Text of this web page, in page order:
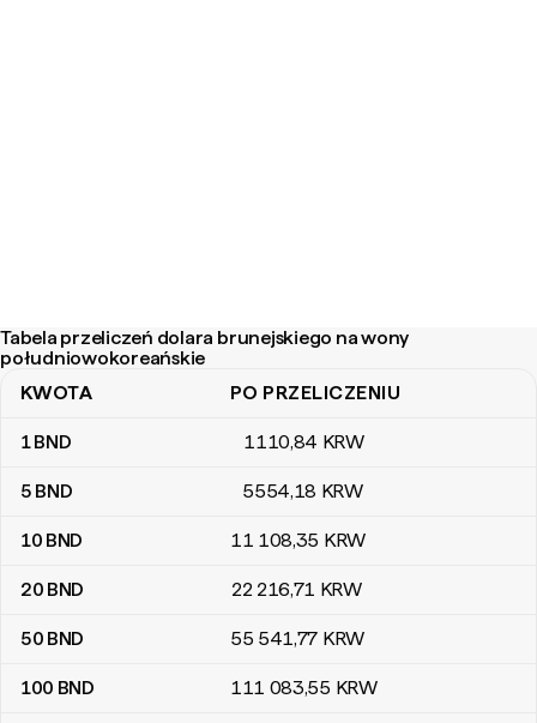
Tabela przeliczeń dolara brunejskiego na wony
południowokoreańskie
Tabela przeliczeń dolara brunejskiego na wony
KWOTA PO PRZELICZENIU
1BND 1110,84 KRW
5 BND 5554,18 KRW
10 BND 11 108,35 KRW
20 BND 22 216,71 KRW
50 BND 55 541,77 KRW
100 BND 111 083,55 KRW